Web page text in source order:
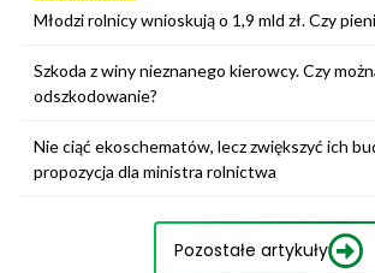
Młodzi rolnicy wnioskują o 1,9 mld zł. Czy
Szkoda z winy nieznanego kierowcy. Czy
odszkodowanie?
Nie ciąć ekoschematów, lecz zwiększyć ich
propozycja dla ministra rolnictwa
Pozostałe artykuły